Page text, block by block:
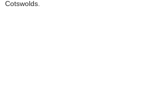
Cotswolds.